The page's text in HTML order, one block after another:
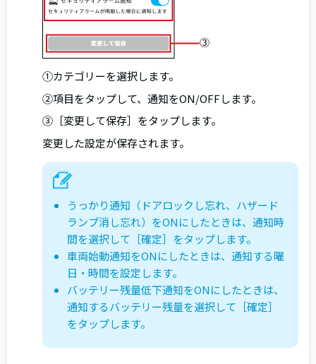
①カテゴリーを選択します。
②項目をタップして、通知をON/OFFします。
③［変更して保存］をタップします。
変更した設定が保存されます。
うっかり通知（ドアロックし忘れ、ハザード
ランプ消し忘れ）をONにしたときは、通知時
間を選択して［確定］をタップします。
車両始動通知をONにしたときは、通知する曜
日・時間を設定します。
バッテリー残量低下通知をONにしたときは、
通知するバッテリー残量を選択して［確定］
をタップします。